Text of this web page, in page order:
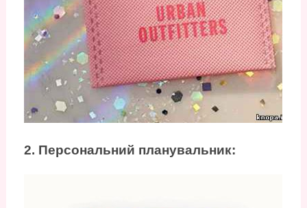
2. Персональний планувальник: